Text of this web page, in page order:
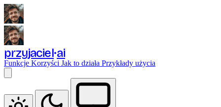
przyjaciel ai
Funkcje Korzyści Jak to działa Przykłady użycia